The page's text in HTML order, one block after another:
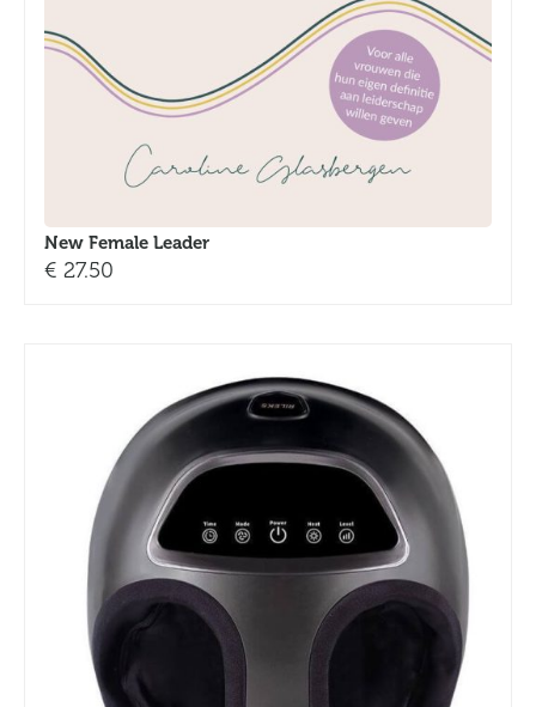
New Female Leader
€ 27.50